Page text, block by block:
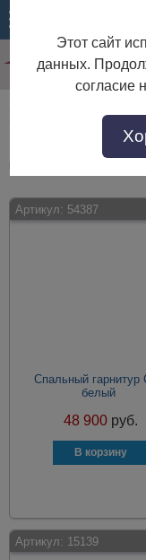
Мебель для
Мебель для спальни
Артикул: 54387
Спальный гарнитур
белый
48 900 руб.
Артикул: 15139
Этот сайт
данных.
согласие